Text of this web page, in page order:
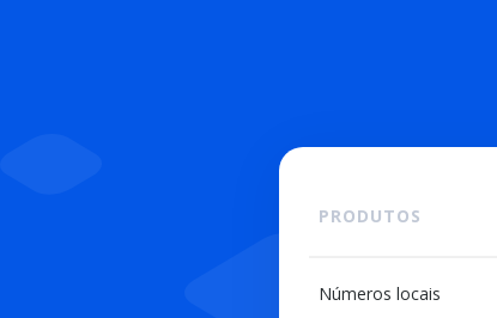
PRODUTOS
Números locais